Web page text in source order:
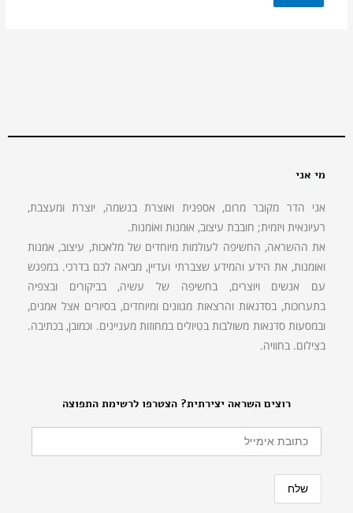
רוצים השראה יצירתית? הצטרפו לרשימת התפוצה
מי אני
אני הדר מקובר מרום, אספנית ואוצרת בנשמה, יוצרת ומעצבת,
רעיונאית ויזמית; חובבת עיצוב, אוּמנות ואוֹמנות.
את ההשראה, החשיפה לעולמות מיוחדים של מלאכות, עיצוב, אמנות
ואומנות, את הידע והמידע שצברתי ועדיין, מביאה לכם בדרכי. במפגש
עם אנשים ויוצרים, בחשיפה של עשיה, בביקורים ובצפיה
בתערוכות, בסדנאות והרצאות מגוונים ומיוחדים, בסיורים אצל אמנים,
ובמסעות סדנאות משולבות בטיולים במחוזות מעניינים. וכמובן, בכתיבה.
בצילום. בחוויה.